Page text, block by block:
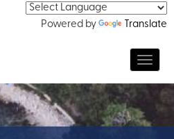
Powered by Translate